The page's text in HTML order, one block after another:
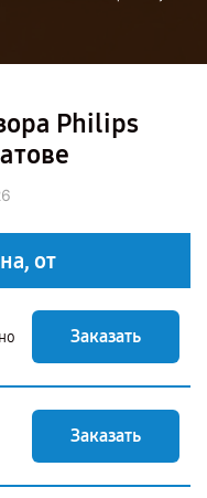
Philips
от
Заказать
Заказать